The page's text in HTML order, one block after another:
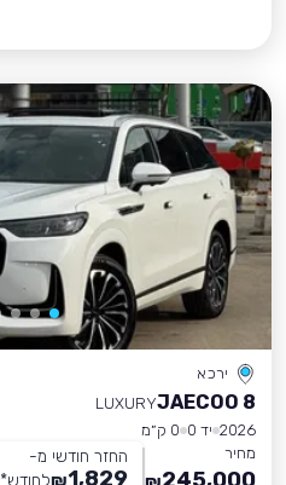
ירכא
JAECOO 8
LUXURY
2026 יד 0
0 ק״מ
מחיר
החזר חודשי מ-
1,829